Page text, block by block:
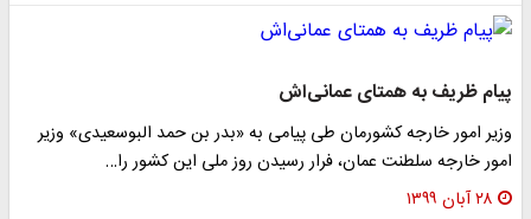
پیام ظریف به همتای عمانی‌اش
وزیر امور خارجه کشورمان طی پیامی به «بدر بن حمد البوسعیدی» وزیر
امور خارجه سلطنت عمان، فرار رسیدن روز ملی این کشور را…
۲۸ آبان ۱۳۹۹